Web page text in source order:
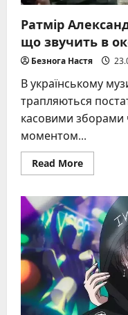
Ратмір
що звучить в
Безнога Настя
В українському
трапляються
касовими зборами
моментом...
Read MoreRead
more
–
той
самий
голос,
що
звучить
в
окопах